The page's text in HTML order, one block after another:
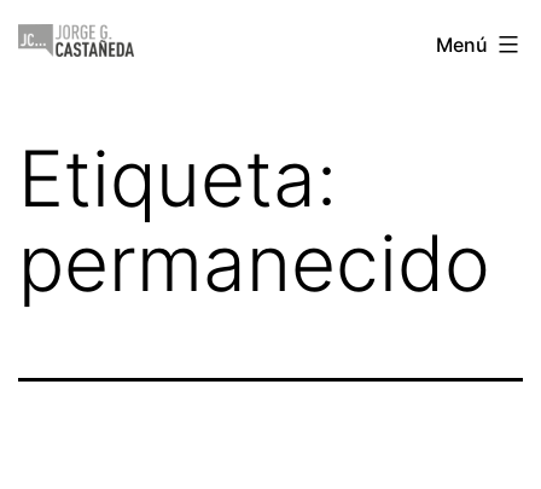
Saltar
Jorge
Menú
Etiqueta:
permanecido